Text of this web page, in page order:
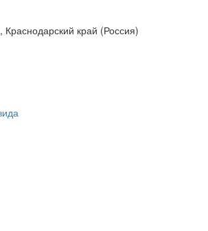
Краснодарский край (Россия)